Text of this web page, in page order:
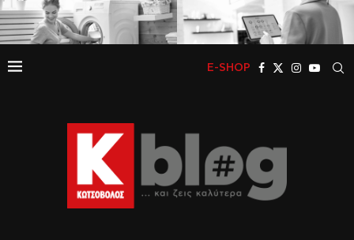
E-SHOP